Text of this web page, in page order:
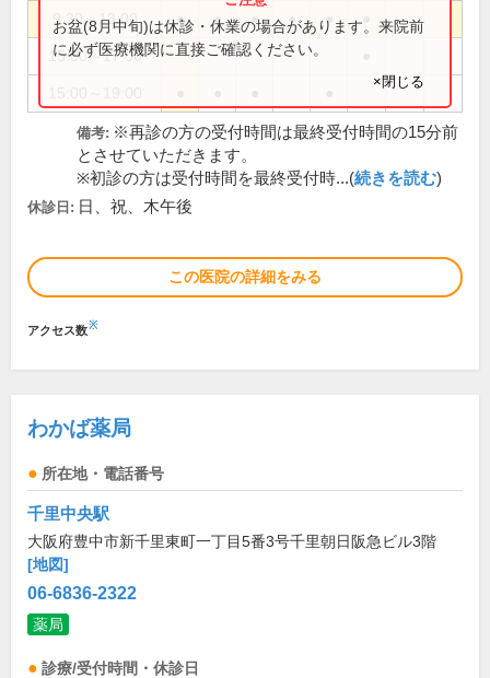
9:30～13:00 ● ● ● ● ●
15:00～17:00
お盆(8月中旬)は休診・休業の場合があります。来院前
に必ず医療機関に直接ご確認ください。
×閉じる
備考: ※再診の方の受付時間は最終受付時間の15分前
とさせていただきます。
※初診の方は受付時間を最終受付時...(続きを読む)
休診日: 日、祝、木午後
この医院の詳細をみる
アクセス数※
わかば薬局
所在地・電話番号
千里中央駅
大阪府豊中市新千里東町一丁目5番3号千里朝日阪急ビル3階
[地図]
06-6836-2322
薬局
診療/受付時間・休診日